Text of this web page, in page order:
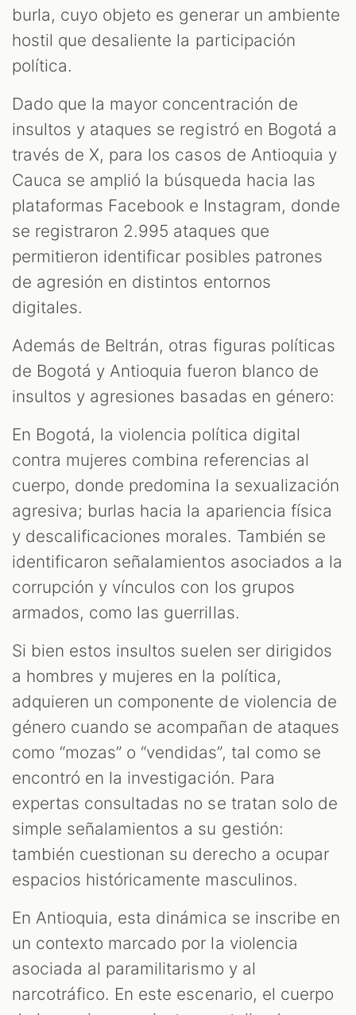
burla, cuyo objeto es generar un ambiente
hostil que desaliente la participación
política.
Dado que la mayor concentración de
insultos y ataques se registró en Bogotá a
través de X, para los casos de Antioquia y
Cauca se amplió la búsqueda hacia las
plataformas Facebook e Instagram, donde
se registraron 2.995 ataques que
permitieron identificar posibles patrones
de agresión en distintos entornos
digitales.
Además de Beltrán, otras figuras políticas
de Bogotá y Antioquia fueron blanco de
insultos y agresiones basadas en género:
En Bogotá, la violencia política digital
contra mujeres combina referencias al
cuerpo, donde predomina la sexualización
agresiva; burlas hacia la apariencia física
y descalificaciones morales. También se
identificaron señalamientos asociados a la
corrupción y vínculos con los grupos
armados, como las guerrillas.
Si bien estos insultos suelen ser dirigidos
a hombres y mujeres en la política,
adquieren un componente de violencia de
género cuando se acompañan de ataques
como “mozas” o “vendidas”, tal como se
encontró en la investigación. Para
expertas consultadas no se tratan solo de
simple señalamientos a su gestión:
también cuestionan su derecho a ocupar
espacios históricamente masculinos.
En Antioquia, esta dinámica se inscribe en
un contexto marcado por la violencia
asociada al paramilitarismo y al
narcotráfico. En este escenario, el cuerpo